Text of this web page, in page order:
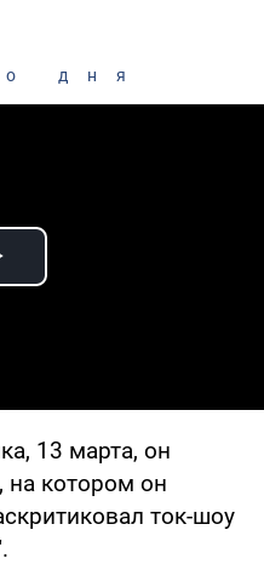
дня
Video
13 марта, он
на котором он
ток-шоу